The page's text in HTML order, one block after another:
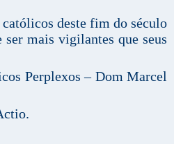
católicos deste fim do século
mais vigilantes que seus
Perplexos – Dom Marcel